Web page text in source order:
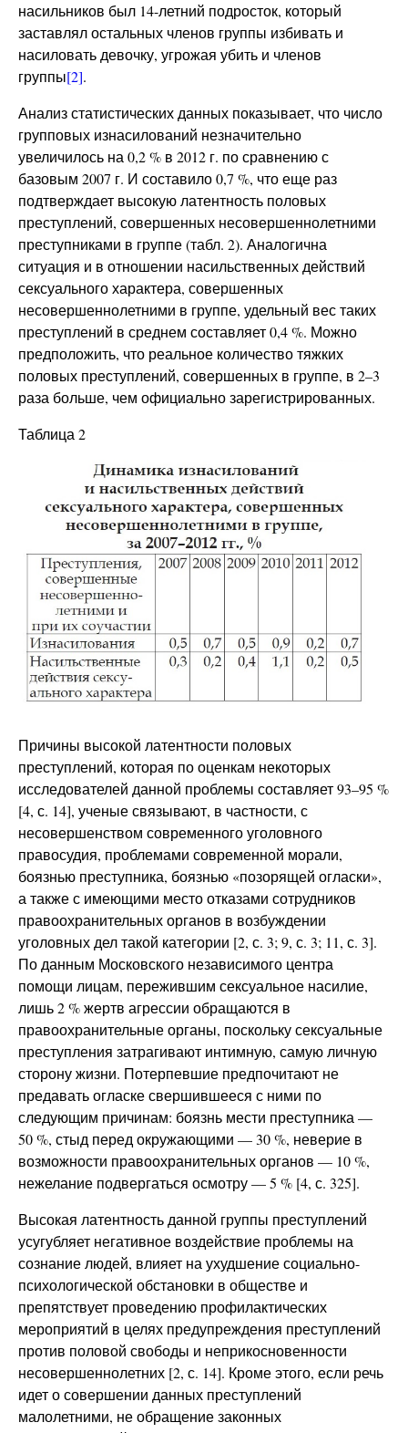
насильников был 14-летний подросток, который
заставлял остальных членов группы избивать и
насиловать девочку, угрожая убить и членов
группы[2].
Анализ статистических данных показывает, что число
групповых изнасилований незначительно
увеличилось на 0,2 % в 2012 г. по сравнению с
базовым 2007 г. И составило 0,7 %, что еще раз
подтверждает высокую латентность половых
преступлений, совершенных несовершеннолетними
преступниками в группе (табл. 2). Аналогична
ситуация и в отношении насильственных действий
сексуального характера, совершенных
несовершеннолетними в группе, удельный вес таких
преступлений в среднем составляет 0,4 %. Можно
предположить, что реальное количество тяжких
половых преступлений, совершенных в группе, в 2–3
раза больше, чем официально зарегистрированных.
Таблица 2
Причины высокой латентности половых
преступлений, которая по оценкам некоторых
исследователей данной проблемы составляет 93–95 %
[4, с. 14], ученые связывают, в частности, с
несовершенством современного уголовного
правосудия, проблемами современной морали,
боязнью преступника, боязнью «позорящей огласки»,
а также с имеющими место отказами сотрудников
правоохранительных органов в возбуждении
уголовных дел такой категории [2, с. 3; 9, с. 3; 11, с. 3].
По данным Московского независимого центра
помощи лицам, пережившим сексуальное насилие,
лишь 2 % жертв агрессии обращаются в
правоохранительные органы, поскольку сексуальные
преступления затрагивают интимную, самую личную
сторону жизни. Потерпевшие предпочитают не
предавать огласке свершившееся с ними по
следующим причинам: боязнь мести преступника —
50 %, стыд перед окружающими — 30 %, неверие в
возможности правоохранительных органов — 10 %,
нежелание подвергаться осмотру — 5 % [4, с. 325].
Высокая латентность данной группы преступлений
усугубляет негативное воздействие проблемы на
сознание людей, влияет на ухудшение социально-
психологической обстановки в обществе и
препятствует проведению профилактических
мероприятий в целях предупреждения преступлений
против половой свободы и неприкосновенности
несовершеннолетних [2, с. 14]. Кроме этого, если речь
идет о совершении данных преступлений
малолетними, не обращение законных